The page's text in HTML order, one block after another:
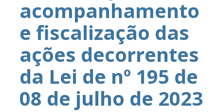
acompanhamento
e fiscalização das
ações decorrentes
da Lei de nº 195 de
08 de julho de 2023